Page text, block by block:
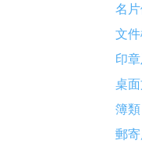
名
文
印
桌
簿類
郵